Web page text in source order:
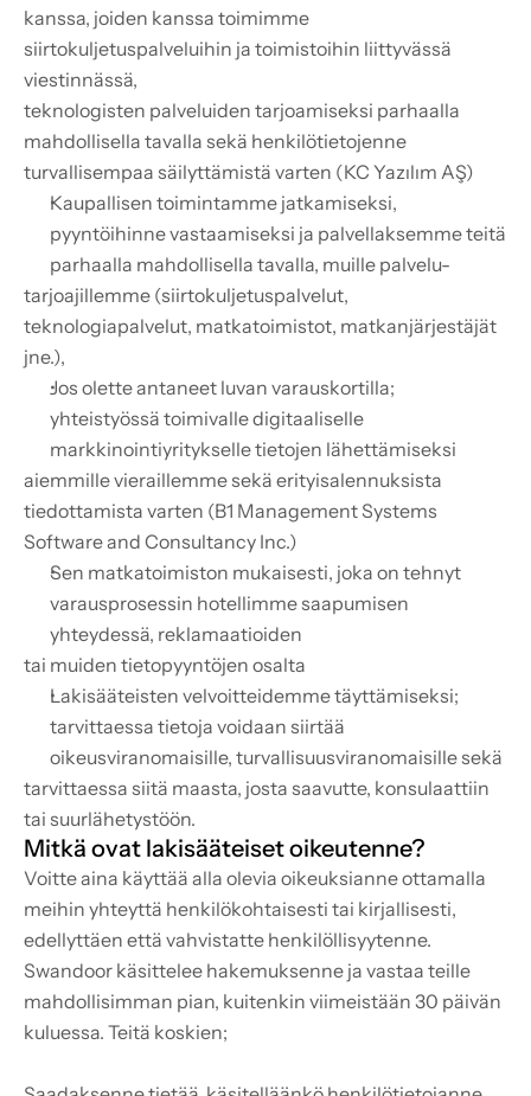
kanssa, joiden kanssa toimimme
siirtokuljetuspalveluihin ja toimistoihin liittyvässä
viestinnässä,
teknologisten palveluiden tarjoamiseksi parhaalla
mahdollisella tavalla sekä henkilötietojenne
turvallisempaa säilyttämistä varten (KC Yazılım AŞ)
Kaupallisen toimintamme jatkamiseksi,
pyyntöihinne vastaamiseksi ja palvellaksemme teitä
parhaalla mahdollisella tavalla, muille palvelu-
tarjoajillemme (siirtokuljetuspalvelut,
teknologiapalvelut, matkatoimistot, matkanjärjestäjät
jne.),
Jos olette antaneet luvan varauskortilla;
yhteistyössä toimivalle digitaaliselle
markkinointiyritykselle tietojen lähettämiseksi
aiemmille vieraillemme sekä erityisalennuksista
tiedottamista varten (B1 Management Systems
Software and Consultancy Inc.)
Sen matkatoimiston mukaisesti, joka on tehnyt
varausprosessin hotellimme saapumisen
yhteydessä, reklamaatioiden
tai muiden tietopyyntöjen osalta
Lakisääteisten velvoitteidemme täyttämiseksi;
tarvittaessa tietoja voidaan siirtää
oikeusviranomaisille, turvallisuusviranomaisille sekä
tarvittaessa siitä maasta, josta saavutte, konsulaattiin
tai suurlähetystöön.
Mitkä ovat lakisääteiset oikeutenne?
Voitte aina käyttää alla olevia oikeuksianne ottamalla
meihin yhteyttä henkilökohtaisesti tai kirjallisesti,
edellyttäen että vahvistatte henkilöllisyytenne.
Swandoor käsittelee hakemuksenne ja vastaa teille
mahdollisimman pian, kuitenkin viimeistään 30 päivän
kuluessa. Teitä koskien;